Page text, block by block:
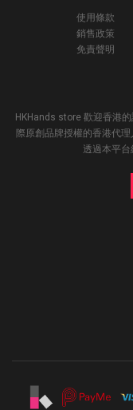
使用條款
銷售政策
免責聲明
HKHands store 歡迎香港
際原創品牌授權的香港代
透過本平台